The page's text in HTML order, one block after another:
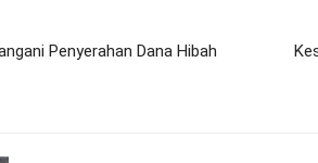
Penyerahan Dana Hibah